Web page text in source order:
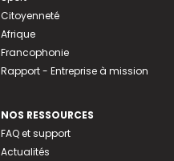
Citoyenneté
Afrique
Francophonie
Rapport - Entreprise à mission
NOS RESSOURCES
FAQ et support
Actualités